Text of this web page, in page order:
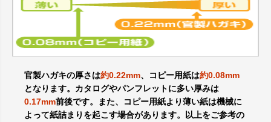
官製ハガキの厚さは約0.22mm、コピー用紙は約0.08mm
となります。カタログやパンフレットに多い厚みは
0.17mm前後です。また、コピー用紙より薄い紙は機械に
よって紙詰まりを起こす場合があります。以上をご参考の